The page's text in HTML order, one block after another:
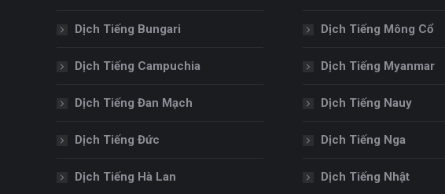
Dịch Tiếng Bungari
Dịch Tiếng Campuchia
Dịch Tiếng Đan Mạch
Dịch Tiếng Đức
Dịch Tiếng Hà Lan
Dịch Tiếng Mông Cổ
Dịch Tiếng Myanmar
Dịch Tiếng Nauy
Dịch Tiếng Nga
Dịch Tiếng Nhật